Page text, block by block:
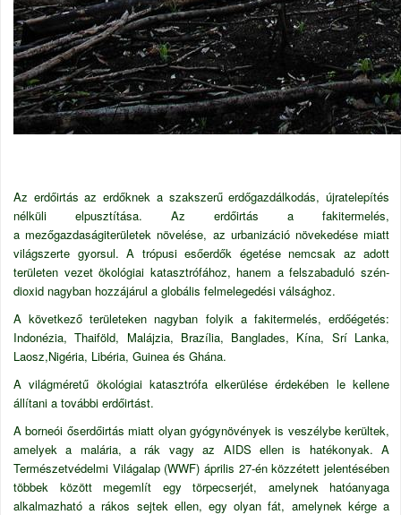
Az erdőirtás az erdőknek a szakszerű erdőgazdálkodás, újratelepítés
nélküli elpusztítása. Az erdőirtás a fakitermelés,
a mezőgazdaságiterületek növelése, az urbanizáció növekedése miatt
világszerte gyorsul. A trópusi esőerdők égetése nemcsak az adott
területen vezet ökológiai katasztrófához, hanem a felszabaduló szén-
dioxid nagyban hozzájárul a globális felmelegedési válsághoz.
A következő területeken nagyban folyik a fakitermelés, erdőégetés:
Indonézia, Thaiföld, Malájzia, Brazília, Banglades, Kína, Srí Lanka,
Laosz,Nigéria, Libéria, Guinea és Ghána.
A világméretű ökológiai katasztrófa elkerülése érdekében le kellene
állítani a további erdőirtást.
A borneói őserdőirtás miatt olyan gyógynövények is veszélybe kerültek,
amelyek a malária, a rák vagy az AIDS ellen is hatékonyak. A
Természetvédelmi Világalap (WWF) április 27-én közzétett jelentésében
többek között megemlít egy törpecserjét, amelynek hatóanyaga
alkalmazható a rákos sejtek ellen, egy olyan fát, amelynek kérge a